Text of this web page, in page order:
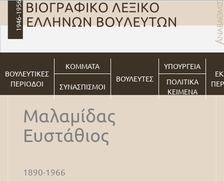
ΒΟΥΛΕΥΤΙΚΕΣ
ΠΕΡΙΟΔΟΙ
ΚΟΜΜΑΤΑ
ΒΟΥΛΕΥΤΕΣ
ΥΠΟΥΡΓΕΙΑ
ΣΥΝΑΣΠΙΣΜΟΙ
ΠΟΛΙΤΙΚΑ
ΚΕΙΜΕΝΑ
Μαλαμίδας
Ευστάθιος
1890-1966